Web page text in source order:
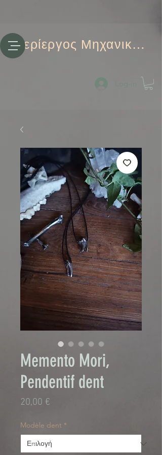
Περίεργος Μηχανικός
Log-in
Memento Mori,
Pendentif dent
20,00 €
Modèle dent *